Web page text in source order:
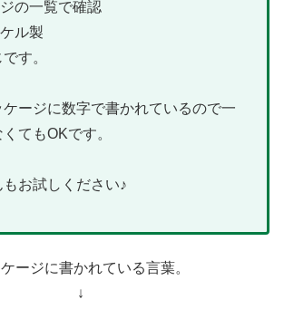
の一覧で確認
ル製
す。
ージに数字で書かれているので一
てもOKです。
お試しください♪
ージに書かれている言葉。
↓